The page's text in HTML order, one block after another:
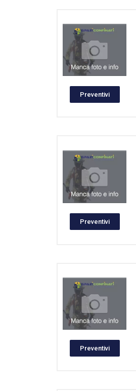
Preventivi
Preventivi
Preventivi